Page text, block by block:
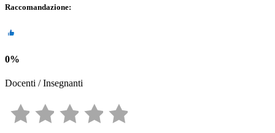
Raccomandazione:
0%
Docenti / Insegnanti